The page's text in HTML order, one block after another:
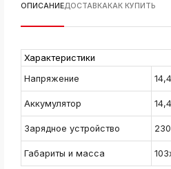
k
k
k
ОПИСАНИЕДОСТАВКАКАК КУПИТЬ
Характеристики
Напряжение
Аккумулятор
Зарядное устройство
Габариты и масса